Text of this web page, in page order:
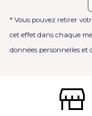
* Vous pouvez retirer
cet effet dans chaque
données personnelles et